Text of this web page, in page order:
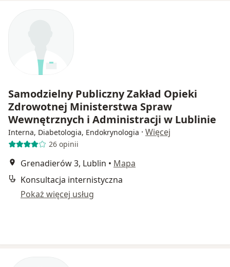
Samodzielny Publiczny Zakład Opieki
Zdrowotnej Ministerstwa Spraw
Wewnętrznych i Administracji w Lublinie
Interna, Diabetologia, Endokrynologia · Więcej
26 opinii
Grenadierów 3, Lublin • Mapa
Konsultacja internistyczna
Pokaż więcej usług